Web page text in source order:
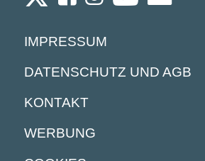
IMPRESSUM
DATENSCHUTZ UND AGB
KONTAKT
WERBUNG